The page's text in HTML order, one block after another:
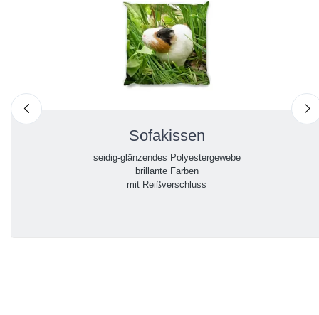
Sofakissen
seidig-glänzendes Polyestergewebe
brillante Farben
mit Reißverschluss